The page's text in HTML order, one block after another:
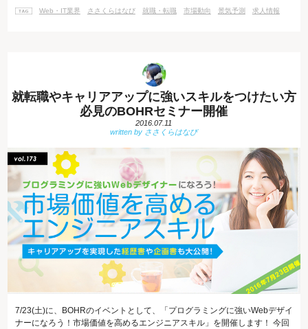
よると、2017年の景気見通しは不透明とする企業が増えています。 2017
Web・IT業界 ささくらはなび 就職・転職 市場動向 景気予測 求人情報
就転職やキャリアアップに強いスキルをつけたい方
必見のBOHRセミナー開催
2016.07.11
7/23(土)に、BOHRのイベントとして、「プログラミングに強いWebデザイ
ナーになろう！市場価値を高めるエンジニアスキル」を開催します！ 今回